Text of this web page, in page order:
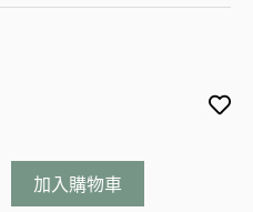
加入購物車